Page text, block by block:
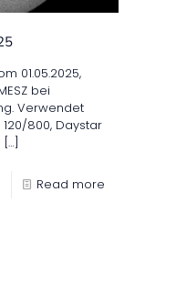
01.05.2025,
bei
Verwendet
800, Daystar
[…]
Read more